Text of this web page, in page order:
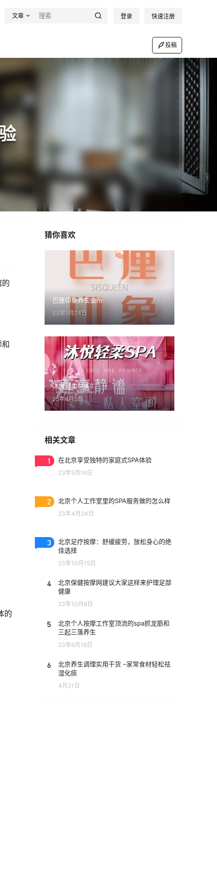
文章 登录 快速注册
投稿
的
猜你喜欢
巴厘印象养生会所
23年1月24日
沐悦轻柔SPA
25年8月5日
相关文章
1 在北京享受独特的家庭式SPA体验
23年5月16日
2 北京个人工作室里的SPA服务做的怎么样
23年4月24日
3
北京足疗按摩：舒缓疲劳，放松身心的绝
佳选择
23年10月15日
4
北京保健按摩网建议大家这样来护理足部
健康
23年10月8日
5
北京个人按摩工作室顶流的spa抓龙筋和
三起三落养生
23年6月18日
6
北京养生调理实用干货 –家常食材轻松祛
湿化痰
4月21日